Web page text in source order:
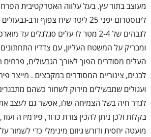
מעוצב בתור עץ, בעל עלווה האטרקטיבית
ליגוסטרום יפני 25 ליטר שיח צפוף
לגבהים של 2-4 מטר לו עלים סגלגלים
ומבריק על המשטח העליון, עם צדדיו התחתונים
העלים מסודרים הפוך לאורך הגבעולים, פרחים
לבנים, צינוריים המסודרים במקבצים . מייצר
ועגולים שמבשילים מירוק לשחור כשהם
לגדר חיה בשל הצמיחה שלו, אפשר גם לעצב
בקלות ולכן ניתן להכין צורת כדור, פירמידה
מועטה יחסית ודורש גיזום מינימלי כדי לשמור על